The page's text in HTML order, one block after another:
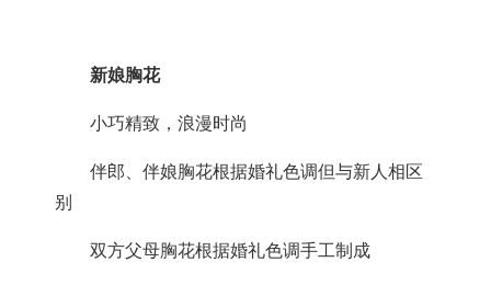
新娘胸花
小巧精致，浪漫时尚
伴郎、伴娘胸花根据婚礼色调但与新人相区
别
双方父母胸花根据婚礼色调手工制成